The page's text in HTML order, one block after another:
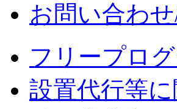
お問い合わ
フリープロ
設置代行等